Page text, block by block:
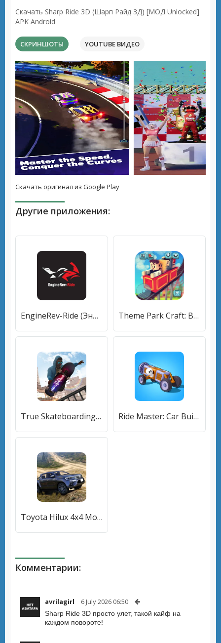
Скачать Sharp Ride 3D (Шарп Райд 3Д) [МОД Unlocked]
APK Android
СКРИНШОТЫ YOUTUBE ВИДЕО
Скачать оригинал из Google Play
Другие приложения:
EngineRev-Ride (ЭнджинРев) [МОД Mega Pack] APK Android Theme Park Craft: Build & Ride [МОД Меню] APK Android
True Skateboarding Ride Style [МОД Бесконечные монеты] APK Android Ride Master: Car Builder Game (Райд Мастер) [МОД Mega Pack] APK Android
Toyota Hilux 4x4 Mountain Ride (Тойота Хайлюкс 44 Поездка по горам) [МОД Все открыто] APK Android
Комментарии:
avrilagirl 6 July 2026 06:50
Sharp Ride 3D просто улет, такой кайф на
каждом повороте!